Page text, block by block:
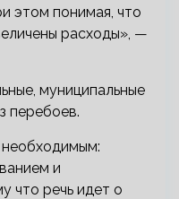
этом понимая, что
расходы», —
муниципальные
перебоев.
и
что речь идет о